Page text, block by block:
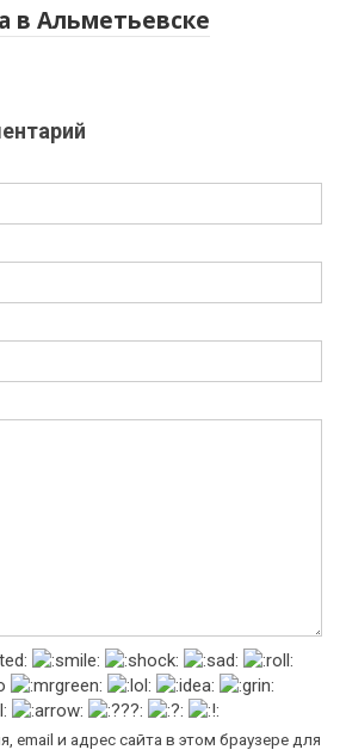
в Альметьевске
email и адрес сайта в этом браузере для